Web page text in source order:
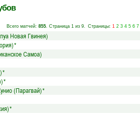
Всего матчей: 855. Страница 1 из 9. Страницы: 1 2 3 4 5 6 7
Новая Гвинея)
*
Самоа)
*
*
(Парагвай)*
*